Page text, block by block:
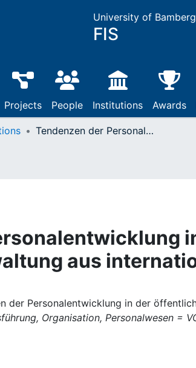
University of Bamberg
FIS
Projects People Institutions Awards
Tendenzen der Personalentwicklung in der öffentlichen Verwaltung aus internationaler Sicht
aus
der Personalentwicklung in der
Organisation, Personalwesen =